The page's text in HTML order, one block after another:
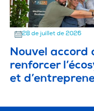
28 de juillet de 2026
Nouvel accord
renforcer
et